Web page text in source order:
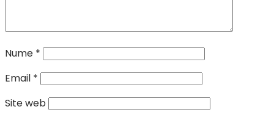
Nume *
Email *
Site web